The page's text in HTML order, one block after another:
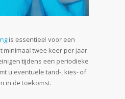
is essentieel voor een
minimaal twee keer per jaar
tijdens een periodieke
u eventuele tand-, kies- of
in de toekomst.